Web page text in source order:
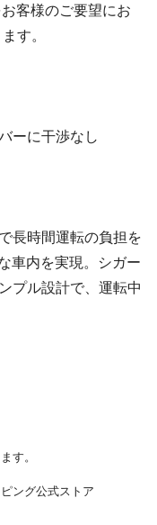
客様のご要望にお
す。
ーに干渉なし
長時間運転の負担を
車内を実現。シガー
プル設計で、運転中
す。
ング公式ストア